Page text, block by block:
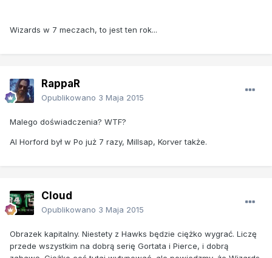
Wizards w 7 meczach, to jest ten rok...
RappaR
Opublikowano 3 Maja 2015
Malego doświadczenia? WTF?
Al Horford był w Po już 7 razy, Millsap, Korver także.
Cloud
Opublikowano 3 Maja 2015
Obrazek kapitalny. Niestety z Hawks będzie ciężko wygrać. Liczę
przede wszystkim na dobrą serię Gortata i Pierce, i dobrą